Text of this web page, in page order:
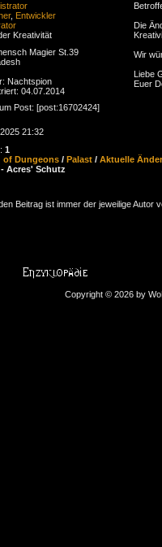
, Entwickler
Kreativität
Magier St.39
Nachtspion
04.07.2014
Post: [post:16702424]
Die
Wir
Liebe
Euer
21:32
1
of Dungeons / Palast / Aktuelle
- Acres' Schutz
Beitrag ist immer der jeweilige Autor
Copyright © 2026 by